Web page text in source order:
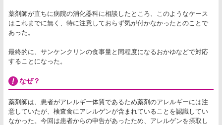
薬剤師が直ちに病院の消化器科に相談したところ、このようなケース
はこれまでに無く、特に注意しておらず気が付かなかったとのことで
あった。
最終的に、サンケンクリンの食事量と同程度になるおかゆなどで対応
することになった。
なぜ？
薬剤師は、患者がアレルギー体質であるため薬剤のアレルギーには注
意していたが、検査食にアレルゲンが含まれていることを認識してい
なかった。今回は患者からの申告があったため、アレルゲンを摂取し